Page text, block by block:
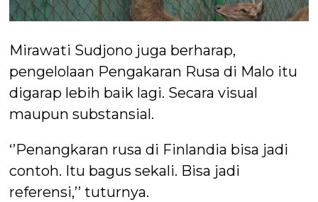
Mirawati Sudjono juga berharap,
pengelolaan Pengakaran Rusa di Malo itu
digarap lebih baik lagi. Secara visual
maupun substansial.
‘’Penangkaran rusa di Finlandia bisa jadi
contoh. Itu bagus sekali. Bisa jadi
referensi,’’ tuturnya.